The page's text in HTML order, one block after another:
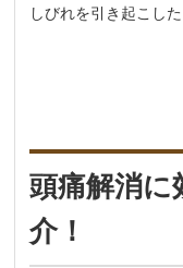
しびれを引き起こし
頭痛解消に
介！